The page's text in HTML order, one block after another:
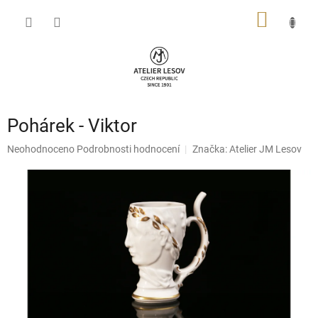
Pohárek - Viktor
Průměrné
Neohodnoceno Podrobnosti hodnocení Značka:Atelier JM Lesov